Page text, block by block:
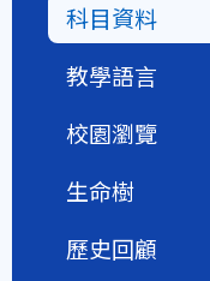
科目資料
教學語言
校園瀏覽
生命樹
歷史回顧